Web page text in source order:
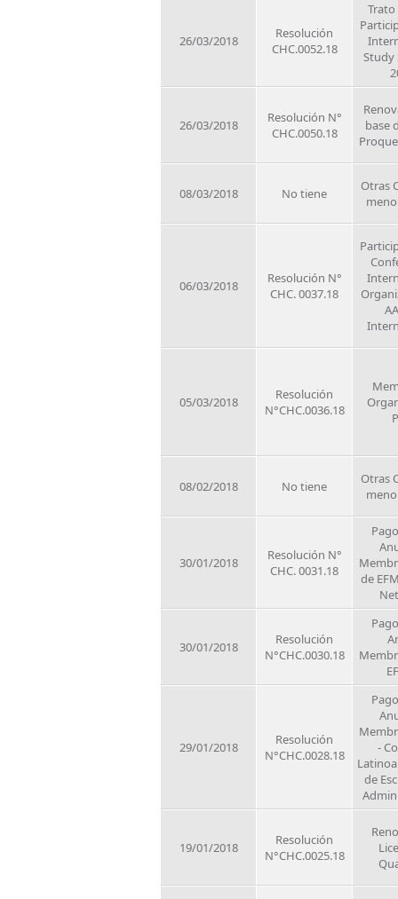
26/03/2018
Resolución
CHC.0052.18
Study
26/03/2018
Resolución N°
CHC.0050.18
base
08/03/2018 No tiene
Otras
06/03/2018
Resolución N°
CHC. 0037.18
05/03/2018
Resolución
N°CHC.0036.18
08/02/2018 No tiene
Otras
30/01/2018
Resolución N°
CHC. 0031.18
de
30/01/2018
Resolución
N°CHC.0030.18
29/01/2018
Resolución
N°CHC.0028.18
-
de
19/01/2018
Resolución
N°CHC.0025.18